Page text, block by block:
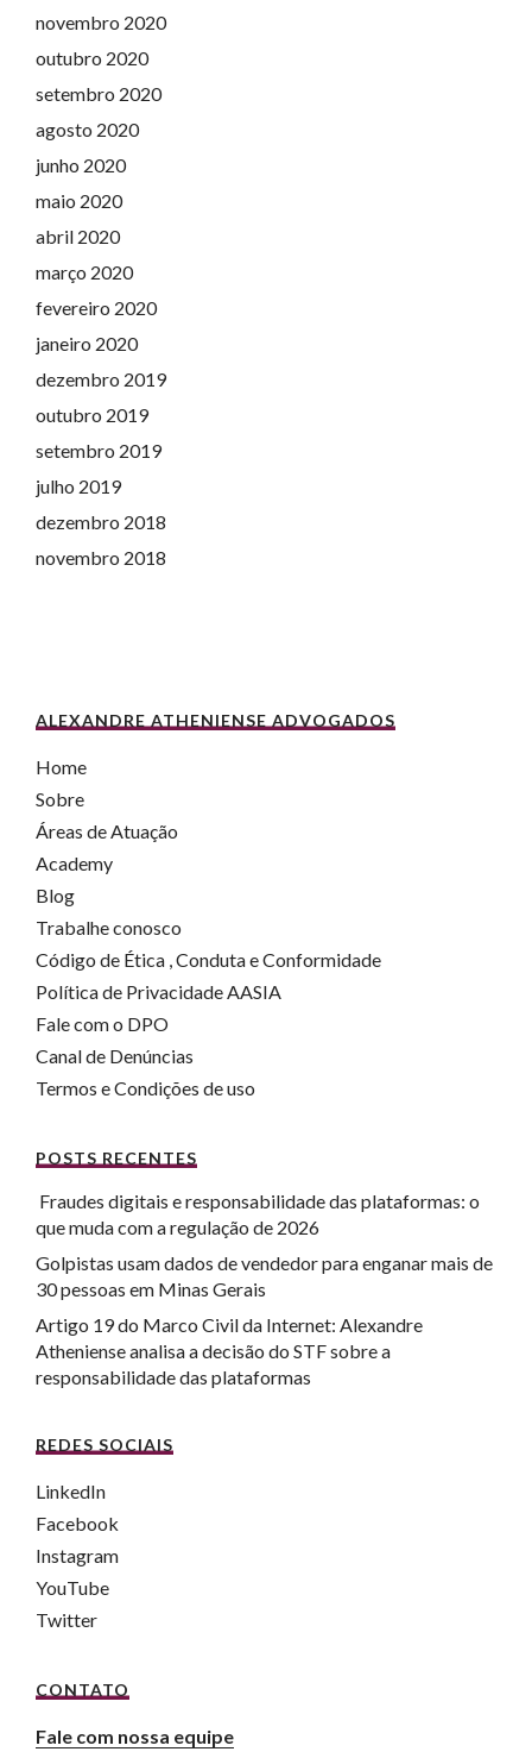
novembro 2020
outubro 2020
setembro 2020
agosto 2020
junho 2020
maio 2020
abril 2020
março 2020
fevereiro 2020
janeiro 2020
dezembro 2019
outubro 2019
setembro 2019
julho 2019
dezembro 2018
novembro 2018
ALEXANDRE ATHENIENSE ADVOGADOS
Home
Sobre
Áreas de Atuação
Academy
Blog
Trabalhe conosco
Código de Ética , Conduta e Conformidade
Política de Privacidade AASIA
Fale com o DPO
Canal de Denúncias
Termos e Condições de uso
POSTS RECENTES
Fraudes digitais e responsabilidade das plataformas: o
que muda com a regulação de 2026
Golpistas usam dados de vendedor para enganar mais de
30 pessoas em Minas Gerais
Artigo 19 do Marco Civil da Internet: Alexandre
Atheniense analisa a decisão do STF sobre a
responsabilidade das plataformas
REDES SOCIAIS
LinkedIn
Facebook
Instagram
YouTube
Twitter
CONTATO
Fale com nossa equipe